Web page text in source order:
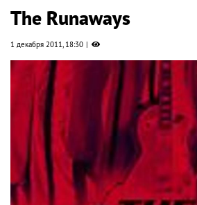
The Runaways
1 декабря 2011, 18:30